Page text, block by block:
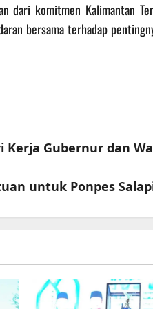
dari komitmen Kalimantan
bersama terhadap
Kerja Gubernur dan
untuk Ponpes